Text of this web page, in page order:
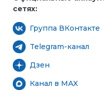
сетях:
Группа ВКонтакте
Telegram-канал
Дзен
Канал в MAX